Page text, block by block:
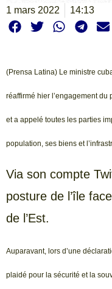
1 mars 2022 14:13
(Prensa Latina) Le ministre
réaffirmé hier l’engagement
et a appelé toutes les parties
population, ses biens et
Via son compte
posture de l’île
de l’Est.
Auparavant, lors d’une
plaidé pour la sécurité et la